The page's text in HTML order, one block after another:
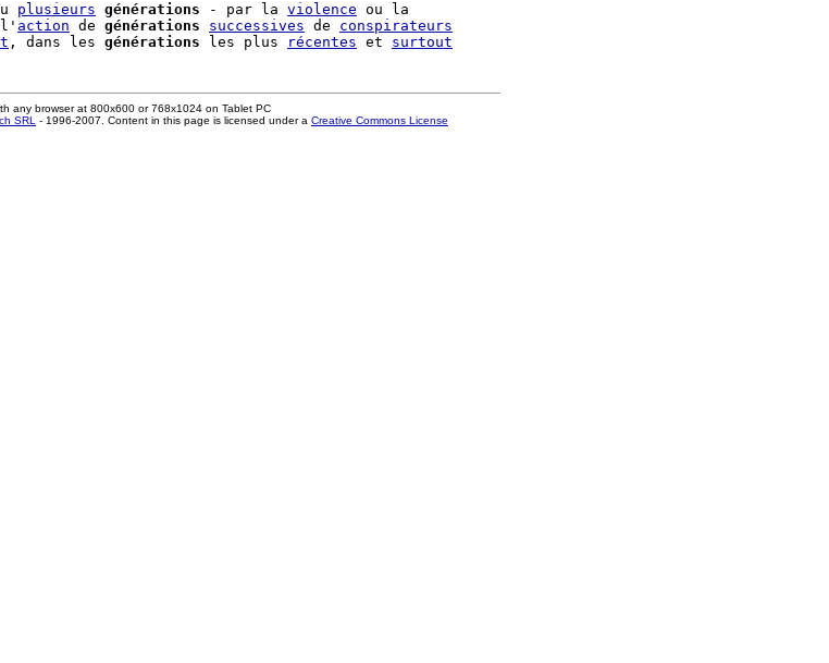
plusieurs générations - par la violence ou la
l' action de générations successives de conspirateurs
, dans les générations les plus récentes et surtout
any browser at 800x600 or 768x1024 on Tablet PC
SRL - 1996-2007. Content in this page is licensed under a Creative Commons License